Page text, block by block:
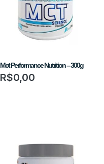
Mct Performance Nutrition – 300g
R$0,00